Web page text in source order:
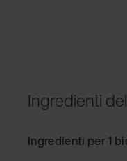
Ingredienti
Ingredienti per 1